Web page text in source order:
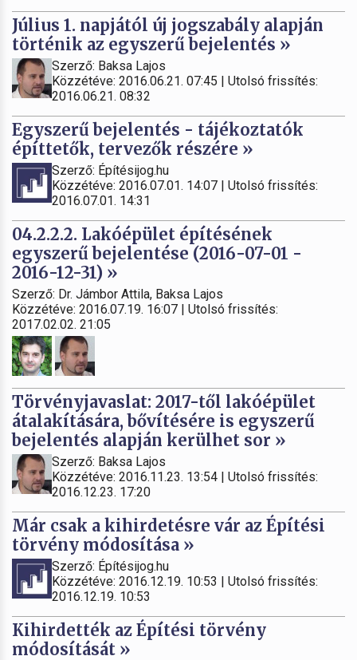
Július 1. napjától új jogszabály alapján
történik az egyszerű bejelentés »
Szerző: Baksa Lajos
Közzétéve: 2016.06.21. 07:45 | Utolsó frissítés:
2016.06.21. 08:32
Egyszerű bejelentés - tájékoztatók
építtetők, tervezők részére »
Szerző: Építésijog.hu
Közzétéve: 2016.07.01. 14:07 | Utolsó frissítés:
2016.07.01. 14:31
04.2.2.2. Lakóépület építésének
egyszerű bejelentése (2016-07-01 -
2016-12-31) »
Szerző: Dr. Jámbor Attila, Baksa Lajos
Közzétéve: 2016.07.19. 16:07 | Utolsó frissítés:
2017.02.02. 21:05
Törvényjavaslat: 2017-től lakóépület
átalakítására, bővítésére is egyszerű
bejelentés alapján kerülhet sor »
Szerző: Baksa Lajos
Közzétéve: 2016.11.23. 13:54 | Utolsó frissítés:
2016.12.23. 17:20
Már csak a kihirdetésre vár az Építési
törvény módosítása »
Szerző: Építésijog.hu
Közzétéve: 2016.12.19. 10:53 | Utolsó frissítés:
2016.12.19. 10:53
Kihirdették az Építési törvény
módosítását »